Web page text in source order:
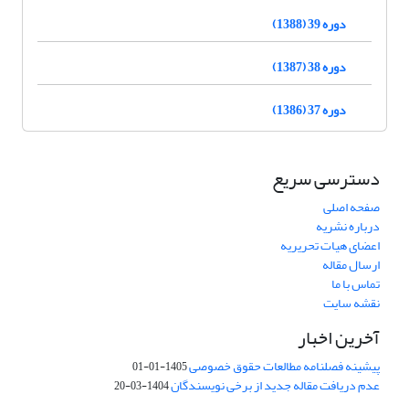
دوره 39 (1388)
دوره 38 (1387)
دوره 37 (1386)
دسترسی سریع
صفحه اصلی
درباره نشریه
اعضای هیات تحریریه
ارسال مقاله
تماس با ما
نقشه سایت
آخرین اخبار
پیشینه فصلنامه مطالعات حقوق خصوصی1405-01-01
عدم دریافت مقاله جدید از برخی نویسندگان1404-03-20